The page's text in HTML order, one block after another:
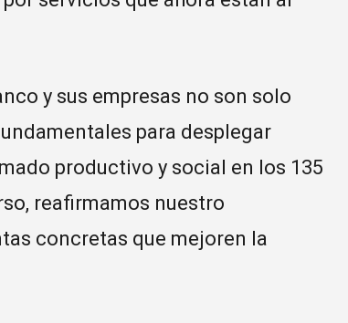
y sus empresas no son solo
para desplegar
productivo y social en los 135
reafirmamos nuestro
concretas que mejoren la